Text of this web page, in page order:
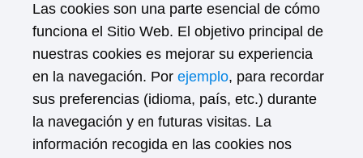
Las cookies son una parte esencial de cómo
funciona el Sitio Web. El objetivo principal de
nuestras cookies es mejorar su experiencia
en la navegación. Por ejemplo, para recordar
sus preferencias (idioma, país, etc.) durante
la navegación y en futuras visitas. La
información recogida en las cookies nos